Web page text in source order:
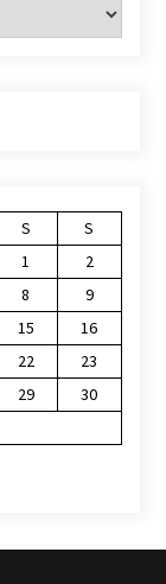
S
S
1
2
8
9
15
16
22
23
29
30